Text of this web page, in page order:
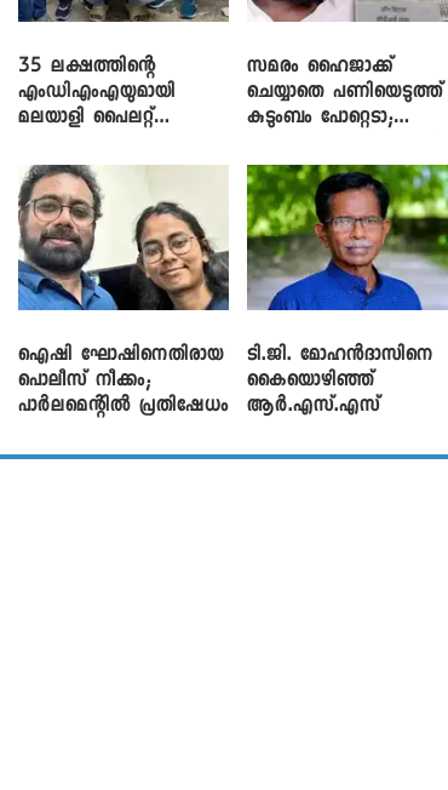
35 ലക്ഷത്തിന്റെ
എംഡിഎംഎയുമായി
മലയാളി പൈലറ്റ്
സമരം ഹൈജാക്ക്
ചെയ്യാതെ പണിയെടുത്ത്
കുടുംബം പോറ്റെടാ;
വിനായകൻ
ഐഷി ഘോഷിനെതിരായ
പൊലീസ് നീക്കം;
പാര്‍ലമെന്റിൽ പ്രതിഷേധം
ടി.ജി. മോഹൻദാസിനെ
കൈയൊഴിഞ്ഞ്
ആർ.എസ്.എസ്